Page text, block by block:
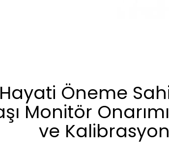
Öneme
Monitör
ve